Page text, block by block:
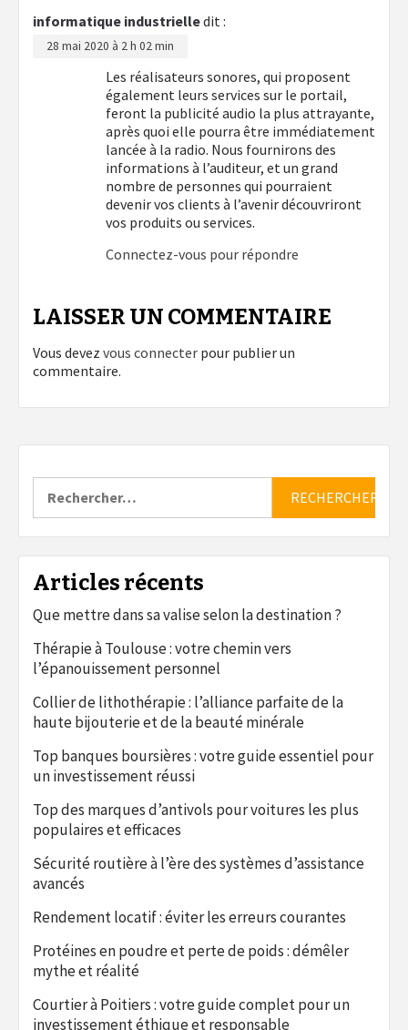
informatique industrielledit :
28 mai 2020 à 2 h 02 min
Les réalisateurs sonores, qui proposent
également leurs services sur le portail,
feront la publicité audio la plus attrayante,
après quoi elle pourra être immédiatement
lancée à la radio. Nous fournirons des
informations à l’auditeur, et un grand
nombre de personnes qui pourraient
devenir vos clients à l’avenir découvriront
vos produits ou services.
Connectez-vous pour répondre
LAISSER UN COMMENTAIRE
Vous devez vous connecter pour publier un
commentaire.
Articles récents
Que mettre dans sa valise selon la destination ?
Thérapie à Toulouse : votre chemin vers
l’épanouissement personnel
Collier de lithothérapie : l’alliance parfaite de la
haute bijouterie et de la beauté minérale
Top banques boursières : votre guide essentiel pour
un investissement réussi
Top des marques d’antivols pour voitures les plus
populaires et efficaces
Sécurité routière à l’ère des systèmes d’assistance
avancés
Rendement locatif : éviter les erreurs courantes
Protéines en poudre et perte de poids : démêler
mythe et réalité
Courtier à Poitiers : votre guide complet pour un
investissement éthique et responsable